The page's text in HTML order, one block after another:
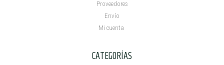
Proveedores
Envío
Mi cuenta ​
CATEGORÍAS